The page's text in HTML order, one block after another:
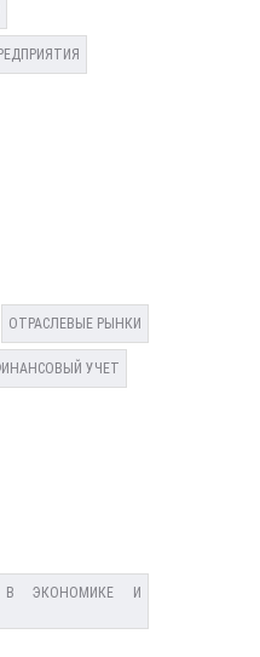
ОТРАСЛЕВЫЕ РЫНКИ
УЧЕТ
В ЭКОНОМИКЕ И